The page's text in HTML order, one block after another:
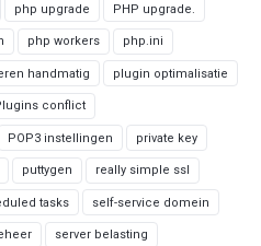
php upgrade PHP upgrade.
php workers php.ini
handmatig plugin optimalisatie
conflict
POP3 instellingen private key
puttygen really simple ssl
tasks self-service domein
server belasting